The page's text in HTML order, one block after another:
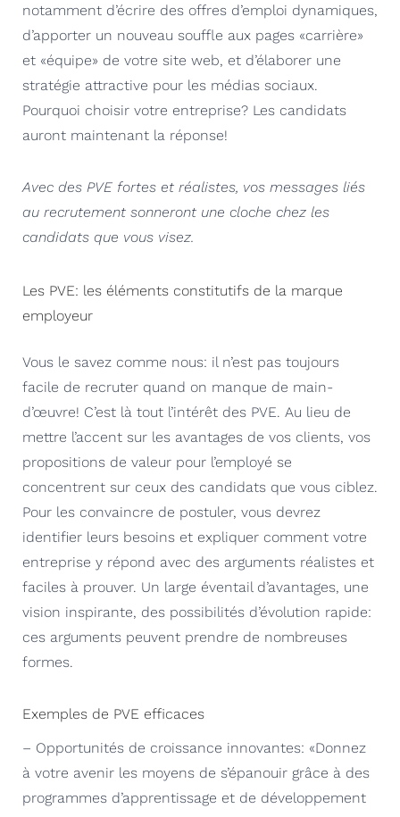
notamment d’écrire des offres d’emploi dynamiques,
d’apporter un nouveau souffle aux pages «carrière»
et «équipe» de votre site web, et d’élaborer une
stratégie attractive pour les médias sociaux.
Pourquoi choisir votre entreprise? Les candidats
auront maintenant la réponse!
Avec des PVE fortes et réalistes, vos messages liés
au recrutement sonneront une cloche chez les
candidats que vous visez.
Les PVE: les éléments constitutifs de la marque
employeur
Vous le savez comme nous: il n’est pas toujours
facile de recruter quand on manque de main-
d’œuvre! C’est là tout l’intérêt des PVE. Au lieu de
mettre l’accent sur les avantages de vos clients, vos
propositions de valeur pour l’employé se
concentrent sur ceux des candidats que vous ciblez.
Pour les convaincre de postuler, vous devrez
identifier leurs besoins et expliquer comment votre
entreprise y répond avec des arguments réalistes et
faciles à prouver. Un large éventail d’avantages, une
vision inspirante, des possibilités d’évolution rapide:
ces arguments peuvent prendre de nombreuses
formes.
Exemples de PVE efficaces
– Opportunités de croissance innovantes: «Donnez
à votre avenir les moyens de s’épanouir grâce à des
programmes d’apprentissage et de développement